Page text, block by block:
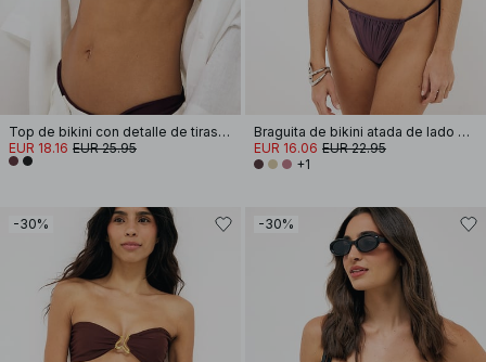
Top de bikini con detalle de tiras anchas
EUR 18.16 EUR 25.95
Braguita de bikini atada de lado brillante
EUR 16.06 EUR 22.95
+1
-30% -30%